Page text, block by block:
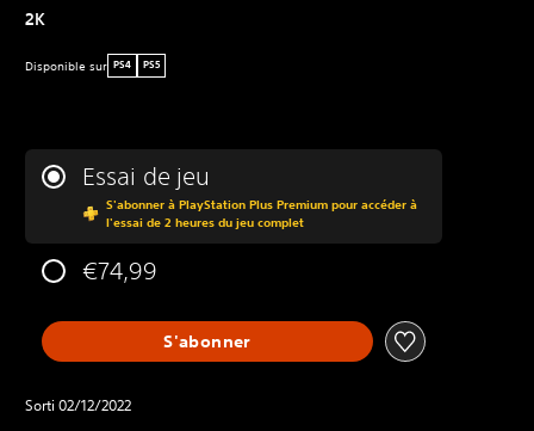
2K
Disponible sur PS4 PS5
Essai de jeu
S'abonner à PlayStation Plus Premium pour accéder à
l'essai de 2 heures du jeu complet
€74,99
S'abonner
Sorti 02/12/2022